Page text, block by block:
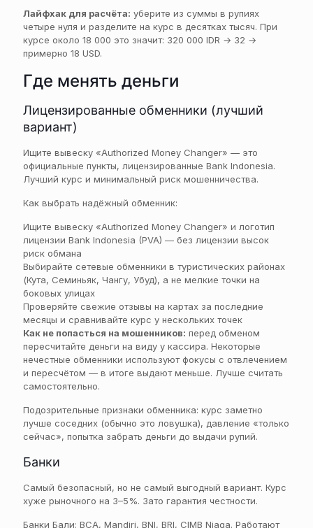
Лайфхак для расчёта: уберите из суммы в рупиях
четыре нуля и разделите на курс в десятках тысяч. При
курсе около 18 000 это значит: 320 000 IDR → 32 →
примерно 18 USD.
Где менять деньги
Лицензированные обменники (лучший
вариант)
Ищите вывеску «Authorized Money Changer» — это
официальные пункты, лицензированные Bank Indonesia.
Лучший курс и минимальный риск мошенничества.
Как выбрать надёжный обменник:
Ищите вывеску «Authorized Money Changer» и логотип
лицензии Bank Indonesia (PVA) — без лицензии высок
риск обмана
Выбирайте сетевые обменники в туристических районах
(Кута, Семиньяк, Чангу, Убуд), а не мелкие точки на
боковых улицах
Проверяйте свежие отзывы на картах за последние
месяцы и сравнивайте курс у нескольких точек
Как не попасться на мошенников: перед обменом
пересчитайте деньги на виду у кассира. Некоторые
нечестные обменники используют фокусы с отвлечением
и пересчётом — в итоге выдают меньше. Лучше считать
самостоятельно.
Подозрительные признаки обменника: курс заметно
лучше соседних (обычно это ловушка), давление «только
сейчас», попытка забрать деньги до выдачи рупий.
Банки
Самый безопасный, но не самый выгодный вариант. Курс
хуже рыночного на 3–5%. Зато гарантия честности.
Банки Бали: BCA, Mandiri, BNI, BRI, CIMB Niaga. Работают